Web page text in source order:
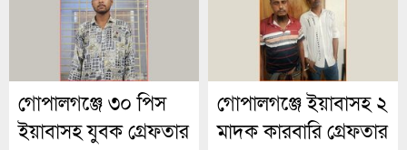
গোপালগঞ্জে ৩০ পিস
ইয়াবাসহ যুবক গ্রেফতার
গোপালগঞ্জে ইয়াবাসহ ২
মাদক কারবারি গ্রেফতার